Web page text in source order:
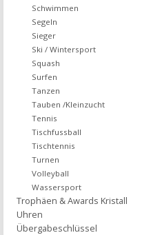
Schwimmen
Segeln
Sieger
Ski / Wintersport
Squash
Surfen
Tanzen
Tauben /Kleinzucht
Tennis
Tischfussball
Tischtennis
Turnen
Volleyball
Wassersport
Trophäen & Awards Kristall
Uhren
Übergabeschlüssel